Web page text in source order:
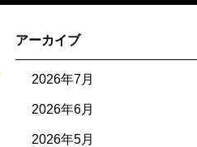
アーカイブ
2026年7月
2026年6月
2026年5月